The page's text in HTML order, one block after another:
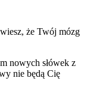
że Twój mózg
nowych słówek z
nie będą Cię